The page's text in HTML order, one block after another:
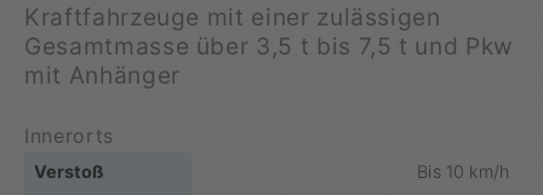
Kraftfahrzeuge mit einer zulässigen
Gesamtmasse über 3,5 t bis 7,5 t und Pkw
mit Anhänger
Innerorts
Bis 10 km/h